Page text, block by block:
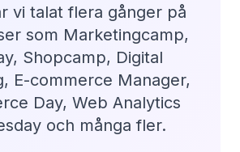
vi talat flera gånger på
som Marketingcamp,
Shopcamp, Digital
E-commerce Manager,
Day, Web Analytics
och många fler.